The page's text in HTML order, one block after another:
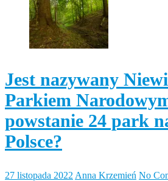
Jest nazywany
Parkiem
powstanie 24 park
Polsce?
27 listopada 2022 Anna Krzemień No